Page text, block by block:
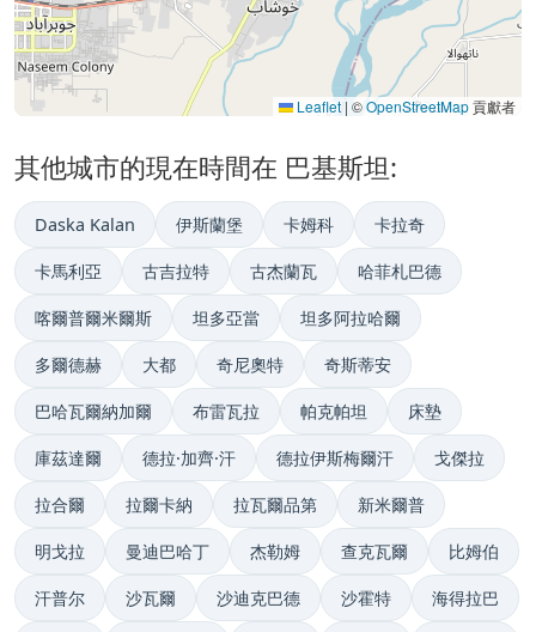
Leaflet | ©OpenStreetMap貢獻者
其他城市的現在時間在 巴基斯坦:
Daska Kalan 伊斯蘭堡 卡姆科 卡拉奇
卡馬利亞 古吉拉特 古杰蘭瓦 哈菲札巴德
喀爾普爾米爾斯 坦多亞當 坦多阿拉哈爾
多爾德赫 大都 奇尼奧特 奇斯蒂安
巴哈瓦爾納加爾 布雷瓦拉 帕克帕坦 床墊
庫茲達爾 德拉·加齊·汗 德拉伊斯梅爾汗 戈傑拉
拉合爾 拉爾卡納 拉瓦爾品第 新米爾普
明戈拉 曼迪巴哈丁 杰勒姆 查克瓦爾 比姆伯
汗普尔 沙瓦爾 沙迪克巴德 沙霍特 海得拉巴